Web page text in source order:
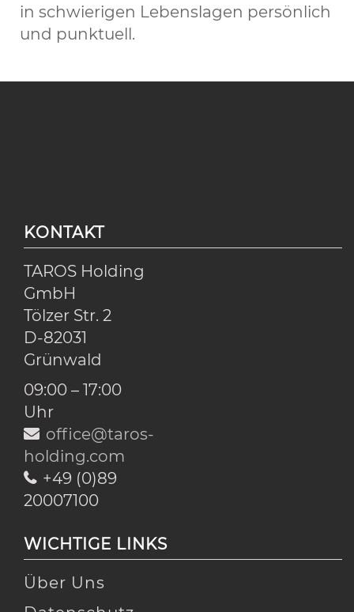
in schwierigen Lebenslagen persönlich
und punktuell.
KONTAKT
+49 (0)89
20007100
office@taros-
holding.com
09:00 – 17:00
Uhr
TAROS Holding
GmbH
Tölzer Str. 2
D-82031
Grünwald
WICHTIGE LINKS
Über Uns